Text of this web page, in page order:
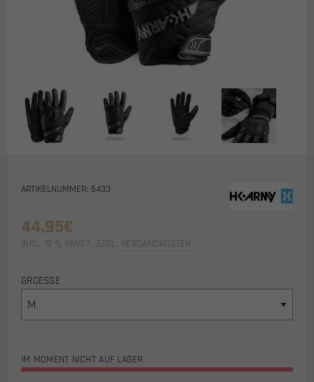
ARTIKELNUMMER: 5433
44,95€
INKL. 19 % MWST. ZZGL. VERSANDKOSTEN
GROESSE
IM MOMENT NICHT AUF LAGER